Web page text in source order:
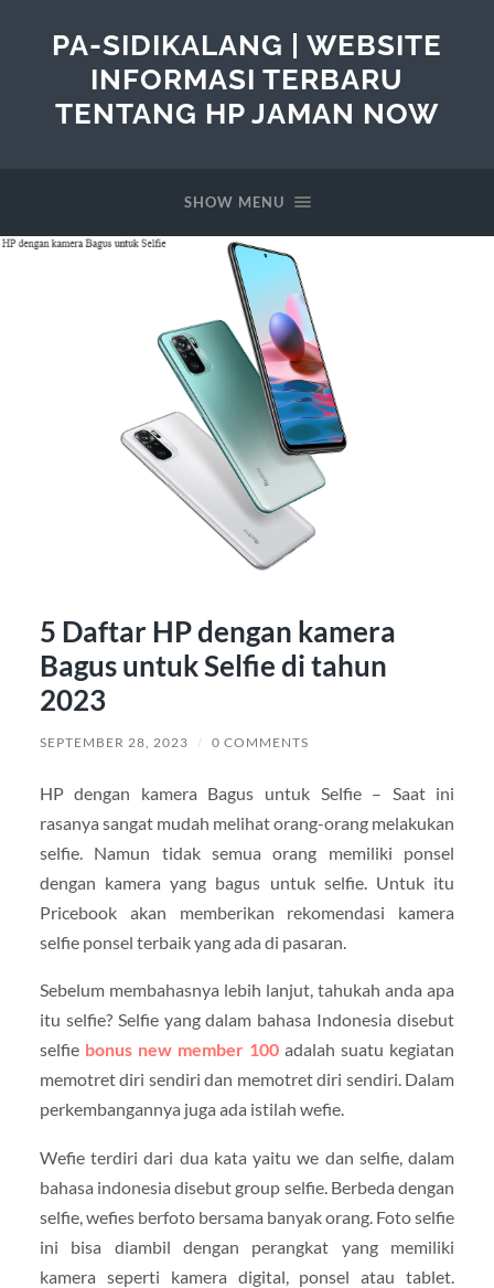
PA-SIDIKALANG | WEBSITE
INFORMASI TERBARU
TENTANG HP JAMAN NOW
SHOW MENU
5 Daftar HP dengan kamera
Bagus untuk Selfie di tahun
2023
SEPTEMBER 28, 2023 / 0 COMMENTS
HP dengan kamera Bagus untuk Selfie – Saat ini
rasanya sangat mudah melihat orang-orang melakukan
selfie. Namun tidak semua orang memiliki ponsel
dengan kamera yang bagus untuk selfie. Untuk itu
Pricebook akan memberikan rekomendasi kamera
selfie ponsel terbaik yang ada di pasaran.
Sebelum membahasnya lebih lanjut, tahukah anda apa
itu selfie? Selfie yang dalam bahasa Indonesia disebut
selfie bonus new member 100adalah suatu kegiatan
memotret diri sendiri dan memotret diri sendiri. Dalam
perkembangannya juga ada istilah wefie.
Wefie terdiri dari dua kata yaitu we dan selfie, dalam
bahasa indonesia disebut group selfie. Berbeda dengan
selfie, wefies berfoto bersama banyak orang. Foto selfie
ini bisa diambil dengan perangkat yang memiliki
kamera seperti kamera digital, ponsel atau tablet.